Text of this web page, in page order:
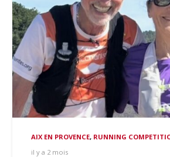
AIX EN PROVENCE, RUNNING
il y a 2 mois